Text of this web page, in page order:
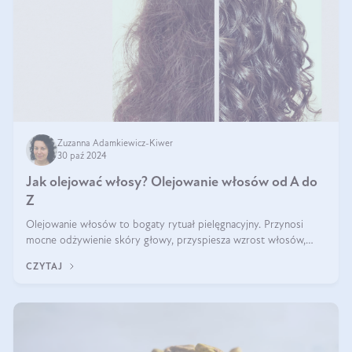
Zuzanna Adamkiewicz-Kiwer
30 paź 2024
Jak olejować włosy? Olejowanie włosów od A do
Z
Olejowanie włosów to bogaty rytuał pielęgnacyjny. Przynosi
mocne odżywienie skóry głowy, przyspiesza wzrost włosów,
wnętrzu włosa. Brzmi ekskl
CZYTAJ